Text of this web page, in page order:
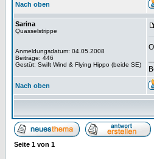
Nach oben
Sarina
Quasselstrippe
Anmeldungsdatum: 04.05.2008
Beiträge: 446
Gestüt: Swift Wind & Flying Hippo (beide SE)
Nach oben
Seite 1 von 1